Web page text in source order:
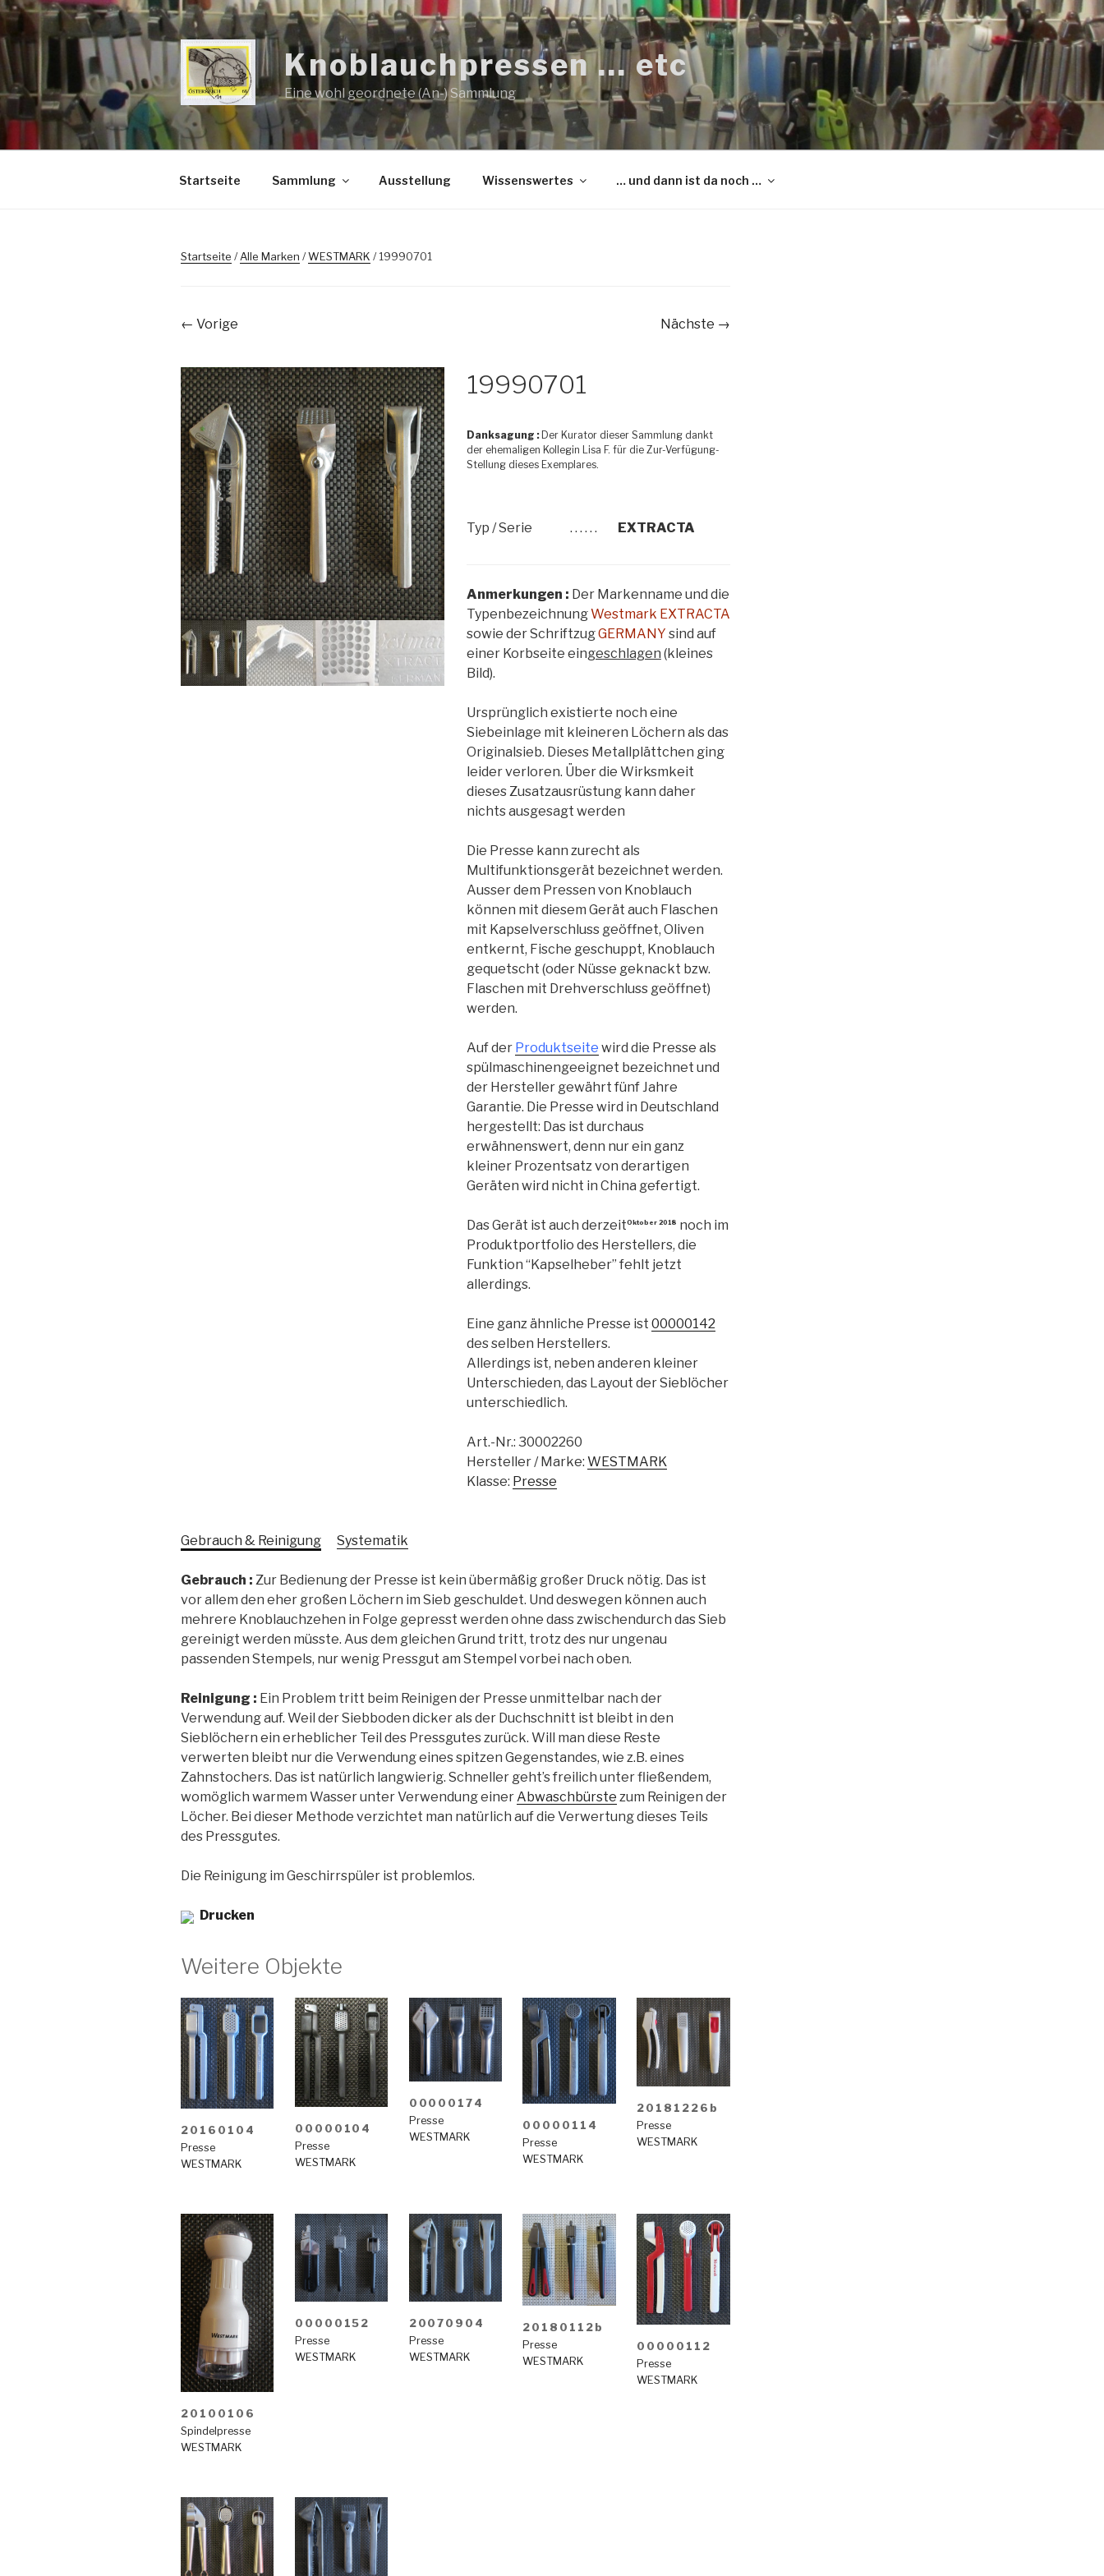
Zum
Inhalt
springen
Knoblauchpressen … etc
Eine wohl geordnete (An-) Sammlung
Startseite Sammlung Ausstellung Wissenswertes … und dann ist da noch …
Startseite /Alle Marken /WESTMARK / 19990701
← Vorige Nächste →
🔍 19990701
Danksagung : Der Kurator dieser Sammlung dankt
der ehemaligen Kollegin Lisa F. für die Zur-Verfügung-
Stellung dieses Exemplares.
Typ / Serie . . . . . . EXTRACTA
Anmerkungen : Der Markenname und die
TypenbezeichnungWestmark EXTRACTA
sowie der SchriftzugGERMANY sind auf
einer Korbseite eingeschlagen (kleines
Bild).
Ursprünglich existierte noch eine
Siebeinlage mit kleineren Löchern als das
Originalsieb. Dieses Metallplättchen ging
leider verloren. Über die Wirksmkeit
dieses Zusatzausrüstung kann daher
nichts ausgesagt werden
Die Presse kann zurecht als
Multifunktionsgerät bezeichnet werden.
Ausser dem Pressen von Knoblauch
können mit diesem Gerät auch Flaschen
mit Kapselverschluss geöffnet, Oliven
entkernt, Fische geschuppt, Knoblauch
gequetscht (oder Nüsse geknackt bzw.
Flaschen mit Drehverschluss geöffnet)
werden.
Auf der Produktseite wird die Presse als
spülmaschinengeeignet bezeichnet und
der Hersteller gewährt fünf Jahre
Garantie. Die Presse wird in Deutschland
hergestellt: Das ist durchaus
erwähnenswert, denn nur ein ganz
kleiner Prozentsatz von derartigen
Geräten wird nicht in China gefertigt.
Das Gerät ist auch derzeitOktober 2018 noch im
Produktportfolio des Herstellers, die
Funktion “Kapselheber” fehlt jetzt
allerdings.
Eine ganz ähnliche Presse ist 00000142
des selben Herstellers.
Allerdings ist, neben anderen kleiner
Unterschieden, das Layout der Sieblöcher
unterschiedlich.
Art.-Nr.: 30002260
Hersteller / Marke: WESTMARK
Klasse: Presse
Gebrauch & Reinigung Systematik
Gebrauch : Zur Bedienung der Presse ist kein übermäßig großer Druck nötig. Das ist
vor allem den eher großen Löchern im Sieb geschuldet. Und deswegen können auch
mehrere Knoblauchzehen in Folge gepresst werden ohne dass zwischendurch das Sieb
gereinigt werden müsste. Aus dem gleichen Grund tritt, trotz des nur ungenau
passenden Stempels, nur wenig Pressgut am Stempel vorbei nach oben.
Reinigung : Ein Problem tritt beim Reinigen der Presse unmittelbar nach der
Verwendung auf. Weil der Siebboden dicker als der Duchschnitt ist bleibt in den
Sieblöchern ein erheblicher Teil des Pressgutes zurück. Will man diese Reste
verwerten bleibt nur die Verwendung eines spitzen Gegenstandes, wie z.B. eines
Zahnstochers. Das ist natürlich langwierig. Schneller geht’s freilich unter fließendem,
womöglich warmem Wasser unter Verwendung einerAbwaschbürste zum Reinigen der
Löcher. Bei dieser Methode verzichtet man natürlich auf die Verwertung dieses Teils
des Pressgutes.
Die Reinigung im Geschirrspüler ist problemlos.
Drucken
Weitere Objekte
20160104
Presse
WESTMARK
00000104
Presse
WESTMARK
00000174
Presse
WESTMARK
00000114
Presse
WESTMARK
20181226b
Presse
WESTMARK
20100106
Spindelpresse
WESTMARK
00000152
Presse
WESTMARK
20070904
Presse
WESTMARK
20180112b
Presse
WESTMARK
00000112
Presse
WESTMARK